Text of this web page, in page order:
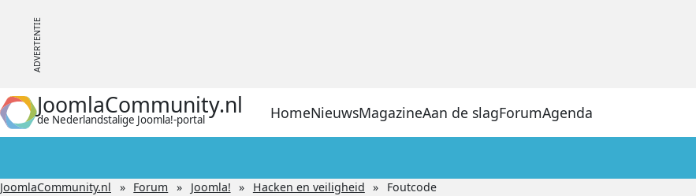
JoomlaCommunity.nl
de Nederlandstalige Joomla!-portal HomeNieuwsMagazineAan de slagForumAgenda
JoomlaCommunity.nl Forum Joomla! Hacken en veiligheid Foutcode